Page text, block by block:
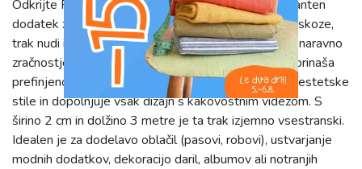
Odkrijte Pritrjevalni trak viskoza - 3 m mocha, eleganten
dodatek za ustvarjalne projekte. Izdelan iz 100% viskoze,
trak nudi izjemno mehkobo in prijeten, svilnat otip z naravno
zračnostjo. Bogata, enobarvna rjava (mocha) barva prinaša
prefinjenost in toplino, ki se zlahka vključi v različne estetske
stile in dopolnjuje vsak dizajn s kakovostnim videzom. S
širino 2 cm in dolžino 3 metre je ta trak izjemno vsestranski.
Idealen je za dodelavo oblačil (pasovi, robovi), ustvarjanje
modnih dodatkov, dekoracijo daril, albumov ali notranjih